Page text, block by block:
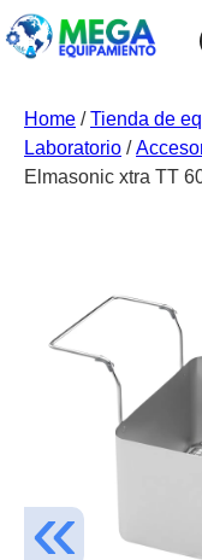
Home /Tienda de
Laboratorio /
Elmasonic xtra TT